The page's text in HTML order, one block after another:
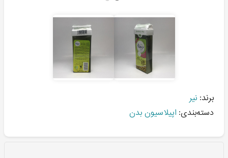
برند: نیر
دسته‌بندی: اپیلاسیون بدن